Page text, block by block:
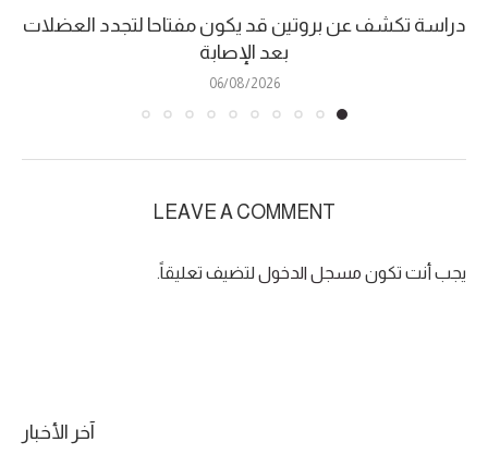
دراسة تكشف عن بروتين قد يكون مفتاحا لتجدد العضلات
بعد الإصابة
06/08/2026
LEAVE A COMMENT
يجب أنت تكون مسجل الدخول لتضيف تعليقاً.
آخر الأخبار